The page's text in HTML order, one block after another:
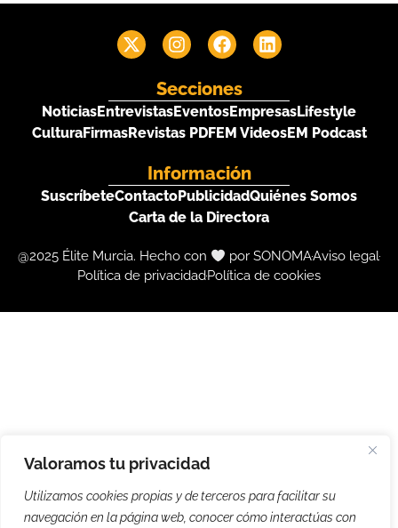
Valoramos tu privacidad
Utilizamos cookies propias y de terceros para facilitar su
navegación en la página web, conocer cómo interactúas con
Secciones
NoticiasEntrevistasEventosEmpresasLifestyle
CulturaFirmasRevistas PDFEM VideosEM Podcast
Información
SuscríbeteContactoPublicidadQuiénes Somos
Carta de la Directora
@2025 Élite Murcia. Hecho con por SONOMAAviso legal
Política de privacidadPolítica de cookies